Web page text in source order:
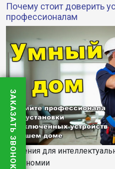
Почему стоит доверить
профессионалам
Решения для
и экономии
ЗАКАЗАТЬ ЗВОНОК